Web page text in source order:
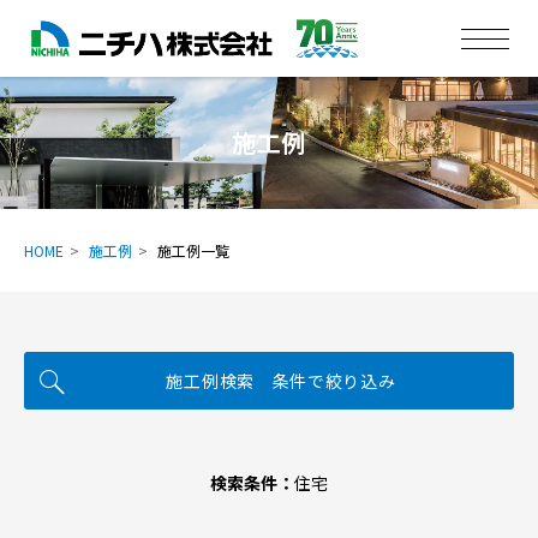
施工例
HOME 施工例 施工例一覧
施工例検索 条件で絞り込み
検索条件： 住宅